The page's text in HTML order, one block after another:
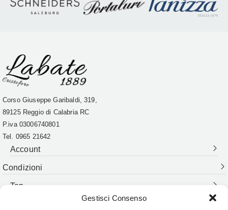
Gestisci Consenso
Corso Giuseppe Garibaldi, 319,
89125 Reggio di Calabria RC
P.iva 03006740801
Tel. 0965 21642
Account
Condizioni
Top